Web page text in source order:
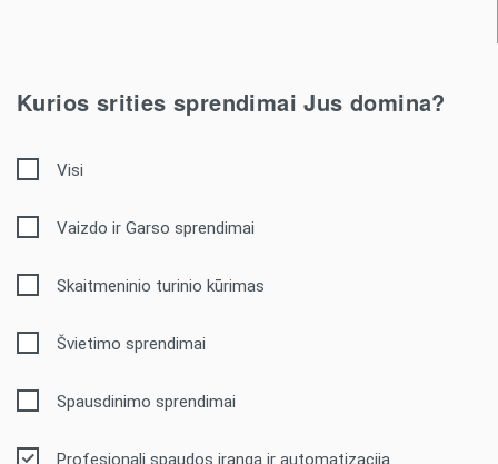
Kurios srities sprendimai Jus domina?
Visi
Vaizdo ir Garso sprendimai
Skaitmeninio turinio kūrimas
Švietimo sprendimai
Spausdinimo sprendimai
Profesionali spaudos įranga ir automatizacija